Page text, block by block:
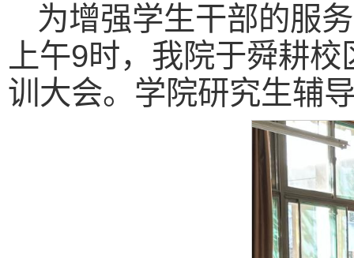
为增强学生干部的服
上午9时，我院于舜耕
训大会。学院研究生辅